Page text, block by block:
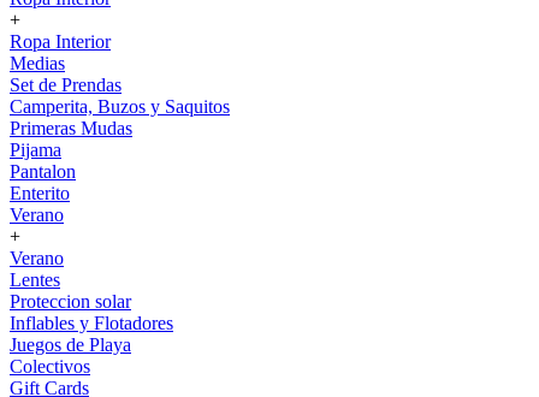
+
Ropa Interior
Medias
Set de Prendas
Camperita, Buzos y Saquitos
Primeras Mudas
Pijama
Pantalon
Enterito
Verano
+
Verano
Lentes
Proteccion solar
Inflables y Flotadores
Juegos de Playa
Colectivos
Gift Cards